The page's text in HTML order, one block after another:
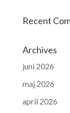
Recent
Archives
juni 2026
maj 2026
april 2026